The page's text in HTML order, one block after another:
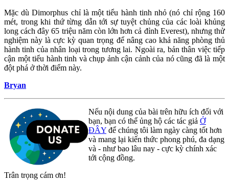
Mặc dù Dimorphus chỉ là một tiểu hành tinh nhỏ (nó chỉ rộng 160
mét, trong khi thứ từng dẫn tới sự tuyệt chủng của các loài khủng
long cách đây 65 triệu năm còn lớn hơn cả đỉnh Everest), nhưng thử
nghiệm này là cực kỳ quan trọng để nâng cao khả năng phòng thủ
hành tinh của nhân loại trong tương lai. Ngoài ra, bản thân việc tiếp
cận một tiểu hành tinh và chụp ảnh cận cảnh của nó cũng đã là một
đột phá ở thời điểm này.
Bryan
Nếu nội dung của bài trên hữu ích đối với
bạn, bạn có thể ủng hộ các tác giả Ở
ĐÂY để chúng tôi làm ngày càng tốt hơn
và mang lại kiến thức phong phú, đa dạng
và - như bao lâu nay - cực kỳ chính xác
tới cộng đồng.
Trân trọng cám ơn!